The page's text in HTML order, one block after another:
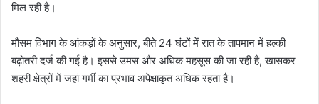
मिल रही है।
मौसम विभाग के आंकड़ों के अनुसार, बीते 24 घंटों में रात के तापमान में हल्की
बढ़ोतरी दर्ज की गई है। इससे उमस और अधिक महसूस की जा रही है, खासकर
शहरी क्षेत्रों में जहां गर्मी का प्रभाव अपेक्षाकृत अधिक रहता है।